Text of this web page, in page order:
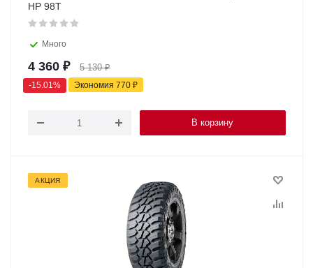
HP 98T
Много
4 360 ₽ 5 130₽
-15.01% Экономия 770 ₽
В корзину
АКЦИЯ